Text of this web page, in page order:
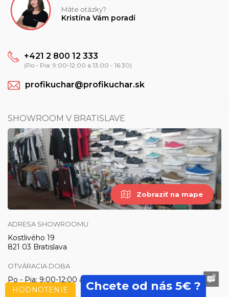
Máte otázky?
Kristína Vám poradí
+421 2 800 12 333
(Po - Pia: 9:00-12:00 a 13:00 - 16:30)
profikuchar@profikuchar.sk
SHOWROOM V BRATISLAVE
Zobraziť na mape
ADRESA SHOWROOMU
Kostlivého 19
821 03 Bratislava
OTVÁRACIA DOBA
Po - Pia: 9:00-12:00 a 13:00 - 16:30
HODNOTENIE
Chcete od nás 5€ ?